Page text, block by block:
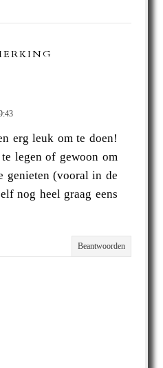
erg leuk om te doen!
legen of gewoon om
genieten (vooral in de
nog heel graag eens
Beantwoorden